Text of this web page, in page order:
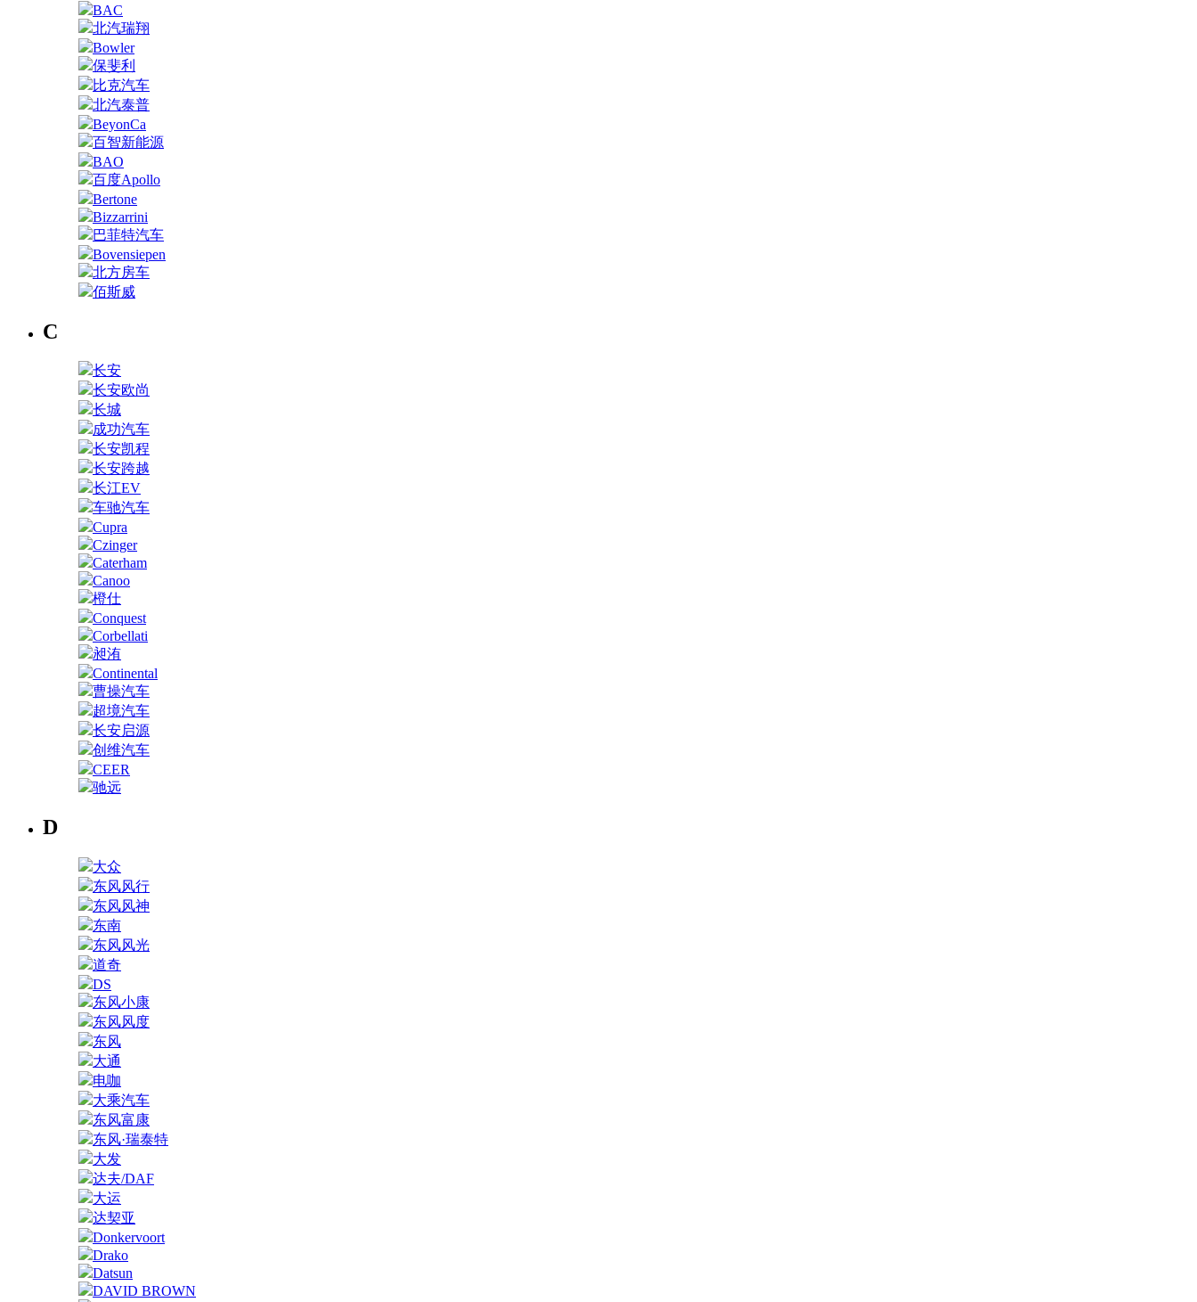
BAC
北汽瑞翔
Bowler
保斐利
比克汽车
北汽泰普
BeyonCa
百智新能源
BAO
百度Apollo
Bertone
Bizzarrini
巴菲特汽车
Bovensiepen
北方房车
佰斯威
C
长安
长安欧尚
长城
成功汽车
长安凯程
长安跨越
长江EV
车驰汽车
Cupra
Czinger
Caterham
Canoo
橙仕
Conquest
Corbellati
昶洧
Continental
曹操汽车
超境汽车
长安启源
创维汽车
CEER
驰远
D
大众
东风风行
东风风神
东南
东风风光
道奇
DS
东风小康
东风风度
东风
大通
电咖
大乘汽车
东风富康
东风·瑞泰特
大发
达夫/DAF
大运
达契亚
Donkervoort
Drako
Datsun
DAVID BROWN